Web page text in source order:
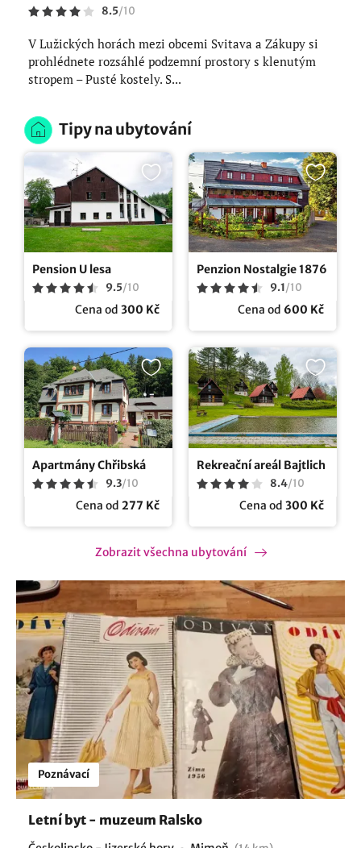
8.5/10
V Lužických horách mezi obcemi Svitava a Zákupy si
prohlédnete rozsáhlé podzemní prostory s klenutým
stropem – Pusté kostely. S...
Tipy na ubytování
Pension U lesa
9.5/10
Cena od 300 Kč
Penzion Nostalgie 1876
9.1/10
Cena od 600 Kč
Apartmány Chřibská
9.3/10
Cena od 277 Kč
Rekreační areál Bajtlich
8.4/10
Cena od 300 Kč
Zobrazit všechna ubytování
Poznávací
Letní byt - muzeum Ralsko